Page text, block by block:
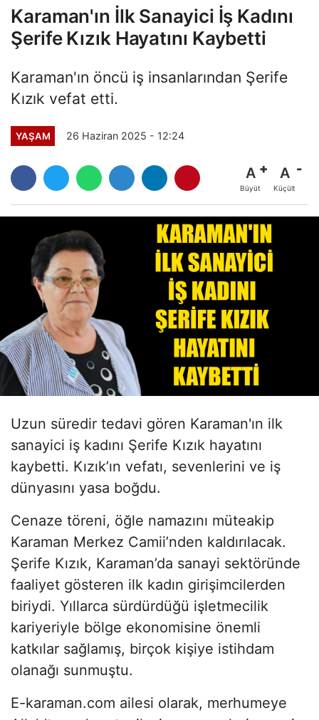
Karaman'ın İlk Sanayici İş Kadını
Şerife Kızık Hayatını Kaybetti
Karaman'ın öncü iş insanlarından Şerife
Kızık vefat etti.
YAŞAM 26 Haziran 2025 - 12:24
A
Büyüt
A
Küçült
Uzun süredir tedavi gören Karaman'ın ilk
sanayici iş kadını Şerife Kızık hayatını
kaybetti. Kızık’ın vefatı, sevenlerini ve iş
dünyasını yasa boğdu.
Cenaze töreni, öğle namazını müteakip
Karaman Merkez Camii’nden kaldırılacak.
Şerife Kızık, Karaman’da sanayi sektöründe
faaliyet gösteren ilk kadın girişimcilerden
biriydi. Yıllarca sürdürdüğü işletmecilik
kariyeriyle bölge ekonomisine önemli
katkılar sağlamış, birçok kişiye istihdam
olanağı sunmuştu.
E-karaman.com ailesi olarak, merhumeye